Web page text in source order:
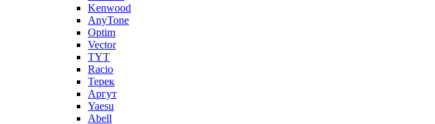
Kenwood
AnyTone
Optim
Vector
TYT
Racio
Терек
Аргут
Yaesu
Abell